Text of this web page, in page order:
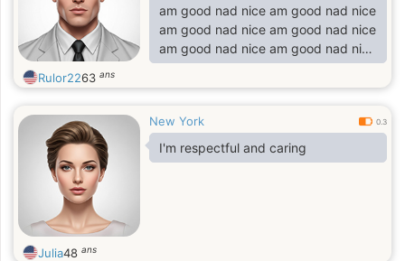
am good nad nice am good nad nice
am good nad nice am good nad nice
am good nad nice am good nad nice
am good nad nice am good nad nice
Rulor2263 ans
New York 0.3
I'm respectful and caring
Julia48 ans